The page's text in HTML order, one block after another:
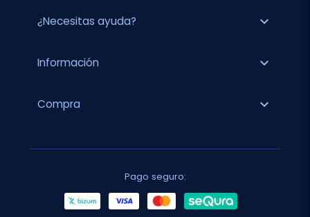
¿Necesitas ayuda? expand_more
Información expand_more
Compra expand_more
Pago seguro: